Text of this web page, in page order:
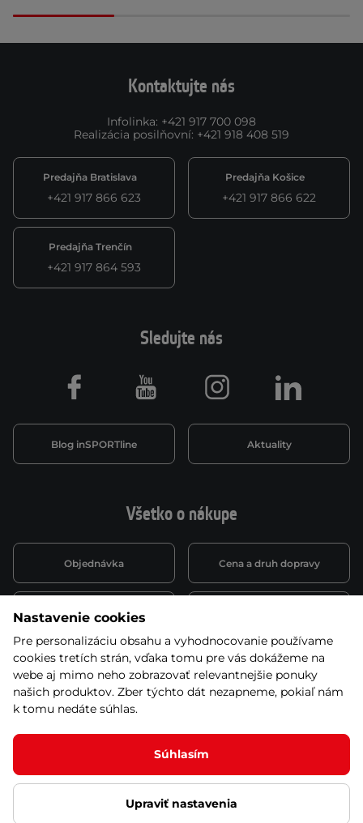
Kontaktujte nás
Infolinka: +421 917 700 098
Realizácia posilňovní: +421 918 408 519
Predajňa Bratislava
+421 917 866 623
Predajňa Košice
+421 917 866 622
Predajňa Trenčín
+421 917 864 593
Všetko o nákupe
Objednávka Cena a druh dopravy
Spôsob platby
Montáž a servis Reklamácie a záruka
Kariéra
Sledujte nás
Blog inSPORTline Aktuality
Facebook Youtube Instagram LinkedIn
© 2026 Stores inSPORTline SK, s.r.o. Všetky práva vyhradené
Nastavenie cookies
Pre personalizáciu obsahu a vyhodnocovanie používame
cookies tretích strán, vďaka tomu pre vás dokážeme na
webe aj mimo neho zobrazovať relevantnejšie ponuky
našich produktov. Zber týchto dát nezapneme, pokiaľ nám
k tomu nedáte súhlas.
Súhlasím
Upraviť nastavenia